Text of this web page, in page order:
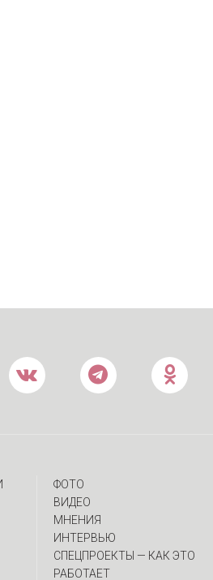
ФОТО
ВИДЕО
МНЕНИЯ
ИНТЕРВЬЮ
CПЕЦПРОЕКТЫ — КАК ЭТО
РАБОТАЕТ